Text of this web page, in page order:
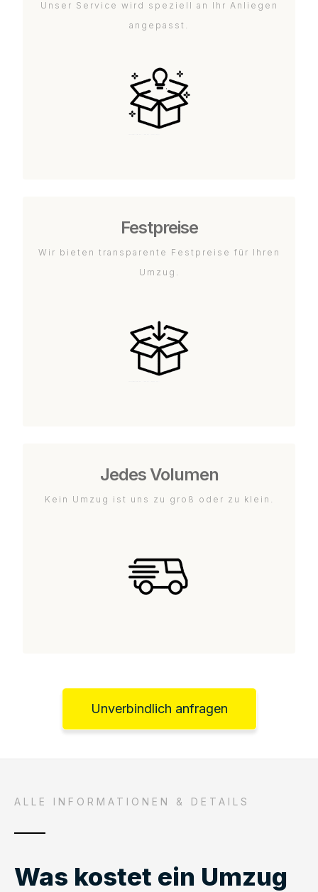
Unser Service wird speziell an Ihr Anliegen
angepasst.
Festpreise
Wir bieten transparente Festpreise für Ihren
Umzug.
Jedes Volumen
Kein Umzug ist uns zu groß oder zu klein.
Unverbindlich anfragen
ALLE INFORMATIONEN & DETAILS
Was kostet ein Umzug